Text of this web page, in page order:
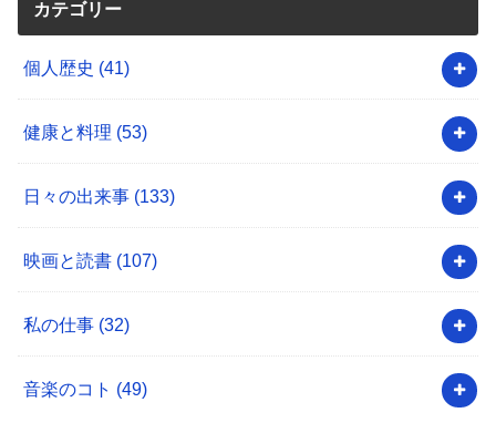
カテゴリー
個人歴史 (41)
健康と料理 (53)
日々の出来事 (133)
映画と読書 (107)
私の仕事 (32)
音楽のコト (49)